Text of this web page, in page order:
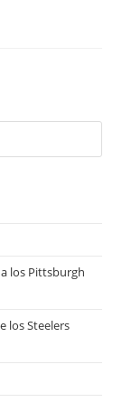
los Pittsburgh
los Steelers